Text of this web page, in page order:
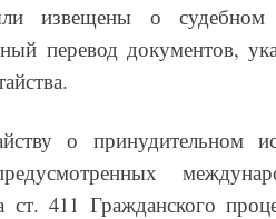
извещены о судебном
перевод документов,
о принудительном
411 Гражданского